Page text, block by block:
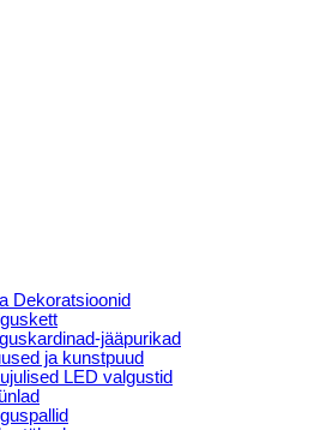
Dekoratsioonid
jääpurikad
ja kunstpuud
LED valgustid